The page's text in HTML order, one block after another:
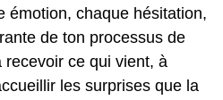
émotion, chaque hésitation,
de ton processus de
ce qui vient, à
les surprises que la